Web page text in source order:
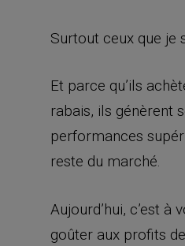
Surtout ceux que je
Et parce qu’ils
rabais, ils génèrent
performances
reste du marché.
Aujourd’hui, c’est à
goûter aux profits